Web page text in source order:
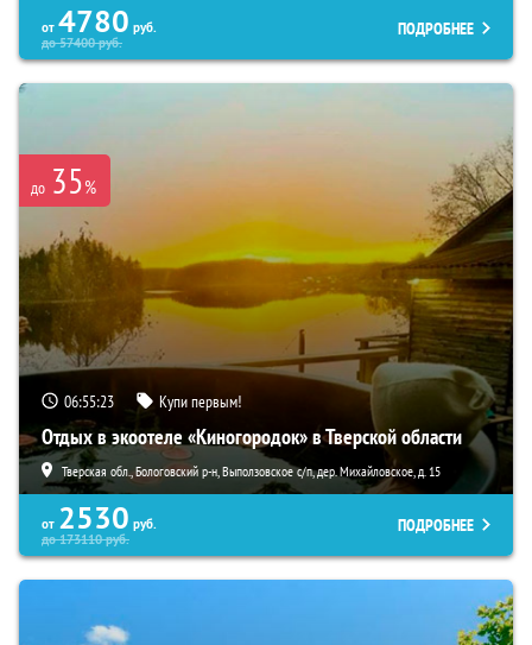
от 4780 руб.
до57400руб.
ПОДРОБНЕЕ
до 35%
06:55:21 Купи первым!
Отдых в экоотеле «Киногородок» в Тверской области
Тверская обл., Бологовский р-н, Выползовское с/п, дер. Михайловское, д. 15
от 2530 руб.
до173110руб.
ПОДРОБНЕЕ